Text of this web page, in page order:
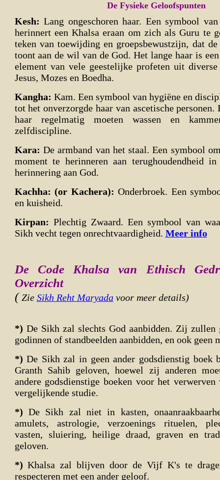
De Fysieke Geloofspunten
Kesh: Lang ongeschoren haar. Een symbool
herinnert een Khalsa eraan om zich als Guru te
teken van toewijding en groepsbewustzijn, dat
toont aan de wil van de God. Het lange haar is
element van vele geestelijke profeten uit diverse
Jesus, Mozes en Boedha.
Kangha: Kam. Een symbool van hygiëne en
tot het onverzorgde haar van ascetische
haar regelmatig moeten wassen en
zelfdiscipline.
Kara: De armband van het staal. Een symbool
moment te herinneren aan terughoudendheid
herinnering aan God.
Kachha: (or Kachera): Onderbroek. Een
en kuisheid.
Kirpan: Plechtig Zwaard. Een symbool van
Sikh vecht tegen onrechtvaardigheid. Meer info
De Code Khalsa van Ethisch
Overzicht
(Zie Sikh Reht Maryadavoor meer details)
*) De Sikh zal slechts God aanbidden. Zij zullen
godinnen of standbeelden aanbidden, en ook geen
*)De Sikh zal in geen ander godsdienstig boek
Granth Sahib geloven, hoewel zij anderen
andere godsdienstige boeken voor het
vergelijkende studie.
*) De Sikh zal niet in kasten,
amulets, astrologie, verzoenings rituelen,
vasten, sluiering, heilige draad, graven en
geloven.
*)Khalsa zal blijven door de Vijf K's te
respecteren met een ander geloof.